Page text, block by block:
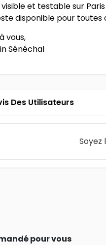
visible et testable sur
disponible pour
vous,
Sénéchal
Des Utilisateurs
Soyez
pour vous